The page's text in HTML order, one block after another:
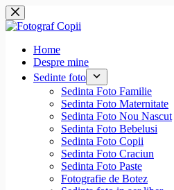
Sari
la
conținut
Home
Despre mine
Sedinte foto
Sedinta Foto Familie
Sedinta Foto Maternitate
Sedinta Foto Nou Nascut
Sedinta Foto Bebelusi
Sedinta Foto Copii
Sedinta Foto Craciun
Sedinta Foto Paste
Fotografie de Botez